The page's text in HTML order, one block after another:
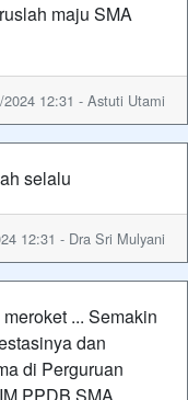
maju SMA
2024 12:31 - Astuti Utami
selalu
12:31 - Dra Sri Mulyani
... Semakin
dan
di Perguruan